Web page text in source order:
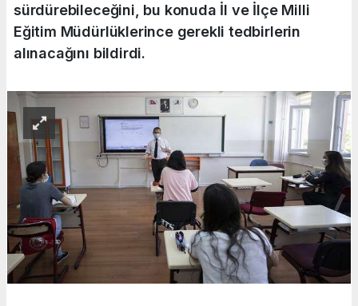
sürdürebileceğini, bu konuda İl ve İlçe Milli
Eğitim Müdürlüklerince gerekli tedbirlerin
alınacağını bildirdi.